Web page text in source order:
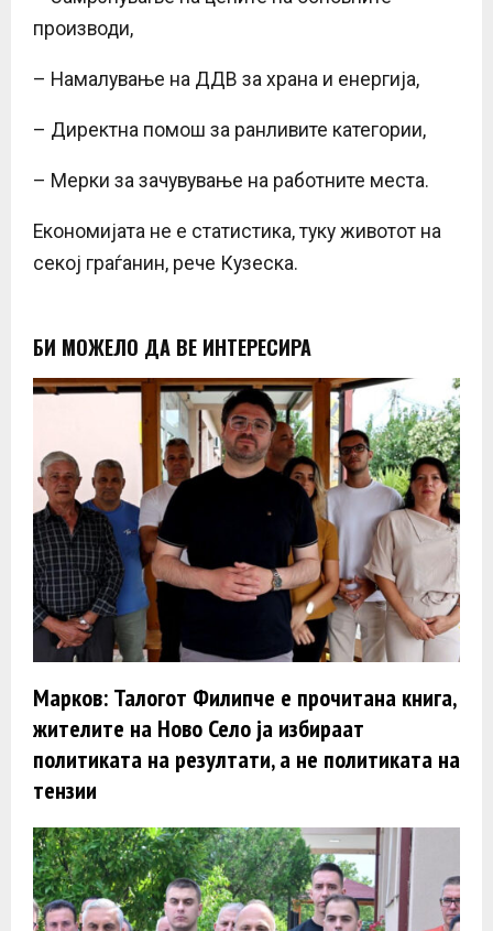
производи,
– Намалување на ДДВ за храна и енергија,
– Директна помош за ранливите категории,
– Мерки за зачувување на работните места.
Економијата не е статистика, туку животот на
секој граѓанин, рече Кузеска.
БИ МОЖЕЛО ДА ВЕ ИНТЕРЕСИРА
Марков: Талогот Филипче е прочитана книга,
жителите на Ново Село ја избираат
политиката на резултати, а не политиката на
тензии